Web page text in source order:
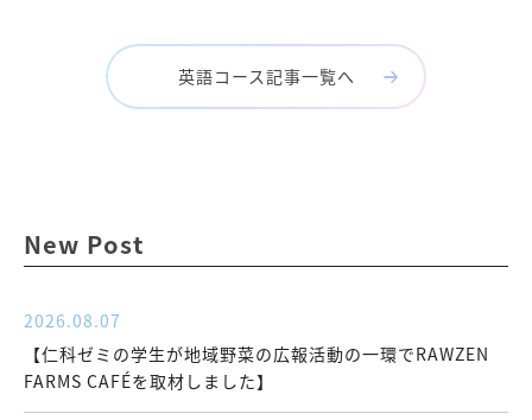
英語コース記事一覧へ
New Post
2026.08.07
【仁科ゼミの学生が地域野菜の広報活動の一環でRAWZEN
FARMS CAFÉを取材しました】